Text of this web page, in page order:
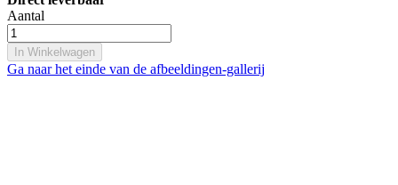
Aantal
In Winkelwagen
Ga naar het einde van de afbeeldingen-gallerij